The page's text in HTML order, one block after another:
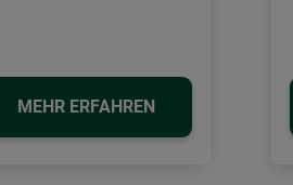
MEHR ERFAHREN